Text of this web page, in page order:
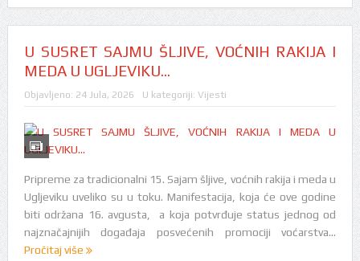
U SUSRET SAJMU ŠLJIVE, VOĆNIH RAKIJA I
MEDA U UGLJEVIKU…
Objavljeno: 24 Jula, 2026 U kategoriji: Vijesti
Pripreme za tradicionalni 15. Sajam šljive, voćnih rakija i meda u
Ugljeviku uveliko su u toku. Manifestacija, koja će ove godine
biti održana 16. avgusta, a koja potvrđuje status jednog od
najznačajnijih događaja posvećenih promociji voćarstva...
Pročitaj više